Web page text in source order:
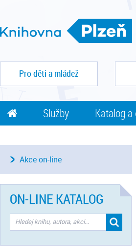
Pro děti a mládež
Služby Katalog a
Akce on-line
ON-LINE KATALOG